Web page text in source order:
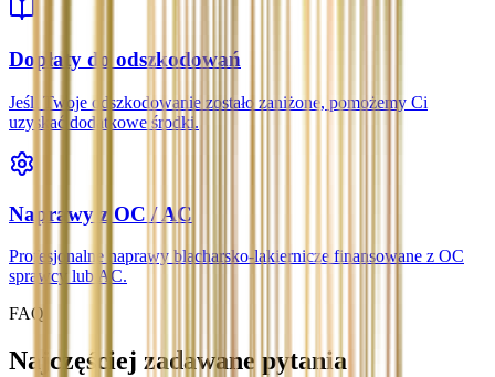
Dopłaty do odszkodowań
Jeśli Twoje odszkodowanie zostało zaniżone, pomożemy Ci
uzyskać dodatkowe środki.
Naprawy z OC / AC
Profesjonalne naprawy blacharsko-lakiernicze finansowane z OC
sprawcy lub AC.
FAQ
Najczęściej zadawane pytania